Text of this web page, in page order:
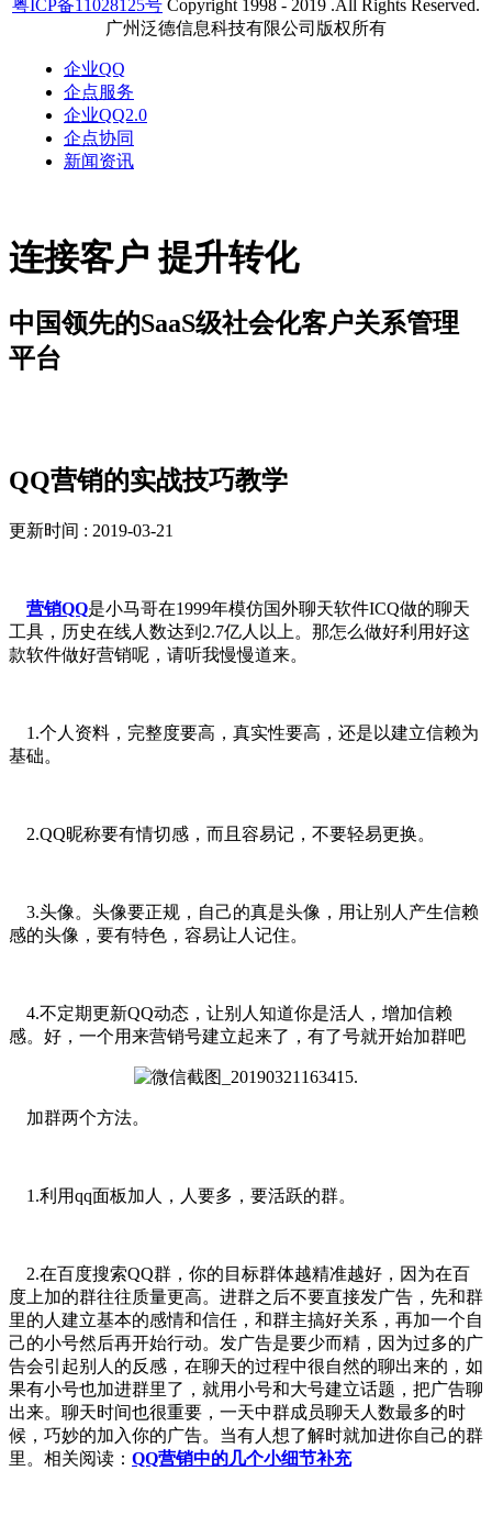
粤ICP备11028125号 Copyright 1998 - 2019 .All Rights Reserved.
广州泛德信息科技有限公司版权所有
企业QQ
企点服务
企业QQ2.0
企点协同
新闻资讯
连接客户 提升转化
中国领先的SaaS级社会化客户关系管理
平台
QQ营销的实战技巧教学
更新时间 : 2019-03-21
营销QQ是小马哥在1999年模仿国外聊天软件ICQ做的聊天
工具，历史在线人数达到2.7亿人以上。那怎么做好利用好这
款软件做好营销呢，请听我慢慢道来。
1.个人资料，完整度要高，真实性要高，还是以建立信赖为
基础。
2.QQ昵称要有情切感，而且容易记，不要轻易更换。
3.头像。头像要正规，自己的真是头像，用让别人产生信赖
感的头像，要有特色，容易让人记住。
4.不定期更新QQ动态，让别人知道你是活人，增加信赖
感。好，一个用来营销号建立起来了，有了号就开始加群吧
加群两个方法。
1.利用qq面板加人，人要多，要活跃的群。
2.在百度搜索QQ群，你的目标群体越精准越好，因为在百
度上加的群往往质量更高。进群之后不要直接发广告，先和群
里的人建立基本的感情和信任，和群主搞好关系，再加一个自
己的小号然后再开始行动。发广告是要少而精，因为过多的广
告会引起别人的反感，在聊天的过程中很自然的聊出来的，如
果有小号也加进群里了，就用小号和大号建立话题，把广告聊
出来。聊天时间也很重要，一天中群成员聊天人数最多的时
候，巧妙的加入你的广告。当有人想了解时就加进你自己的群
里。相关阅读： QQ营销中的几个小细节补充